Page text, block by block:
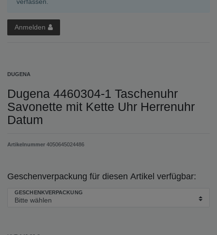
Anmelden
DUGENA
Dugena 4460304-1 Taschenuhr
Savonette mit Kette Uhr Herrenuhr
Datum
Artikelnummer 4050645024486
Geschenverpackung für diesen Artikel verfügbar:
GESCHENKVERPACKUNG